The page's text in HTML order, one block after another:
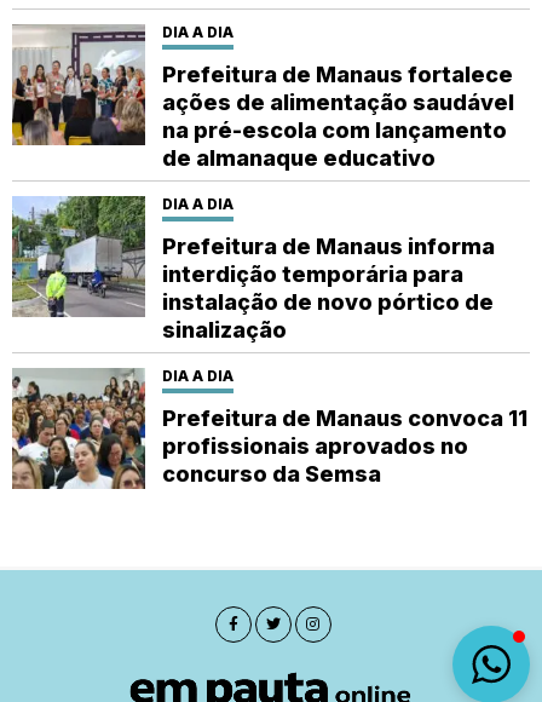
DIA A DIA
Prefeitura de Manaus fortalece
ações de alimentação saudável
na pré-escola com lançamento
de almanaque educativo
DIA A DIA
Prefeitura de Manaus informa
interdição temporária para
instalação de novo pórtico de
sinalização
DIA A DIA
Prefeitura de Manaus convoca 11
profissionais aprovados no
concurso da Semsa